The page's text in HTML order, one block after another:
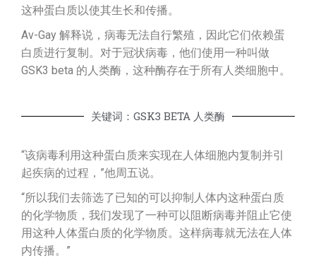
这种蛋白质以使其生长和传播。
Av-Gay 解释说，病毒无法自行繁殖，因此它们依赖蛋
白质进行复制。对于冠状病毒，他们使用一种叫做
GSK3 beta 的人类酶，这种酶存在于所有人类细胞中。
关键词：GSK3 BETA 人类酶
“该病毒利用这种蛋白质来实现在人体细胞内复制并引
起疾病的过程，”他周五说。
“所以我们去筛选了已知的可以抑制人体内这种蛋白质
的化学物质，我们发现了一种可以阻断病毒并阻止它使
用这种人体蛋白质的化学物质。这样病毒就无法在人体
内传播。”